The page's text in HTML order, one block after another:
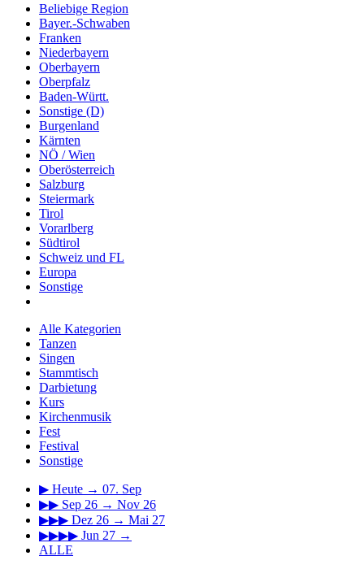
Beliebige Region
Bayer.-Schwaben
Franken
Niederbayern
Oberbayern
Oberpfalz
Baden-Württ.
Sonstige (D)
Burgenland
Kärnten
NÖ / Wien
Oberösterreich
Salzburg
Steiermark
Tirol
Vorarlberg
Südtirol
Schweiz und FL
Europa
Sonstige
Alle Kategorien
Tanzen
Singen
Stammtisch
Darbietung
Kurs
Kirchenmusik
Fest
Festival
Sonstige
▶ Heute → 07. Sep
▶▶ Sep 26 → Nov 26
▶▶▶ Dez 26 → Mai 27
▶▶▶▶ Jun 27 →
ALLE